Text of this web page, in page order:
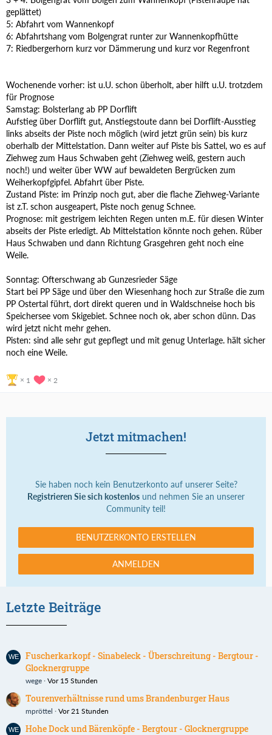
geplättet)
5: Abfahrt vom Wannenkopf
6: Abfahrtshang vom Bolgengrat runter zur Wannenkopfhütte
7: Riedbergerhorn kurz vor Dämmerung und kurz vor Regenfront
Wochenende vorher: ist u.U. schon überholt, aber hilft u.U. trotzdem
für Prognose
Samstag: Bolsterlang ab PP Dorflift
Aufstieg über Dorflift gut, Anstiegstoute dann bei Dorflift-Ausstieg
links abseits der Piste noch möglich (wird jetzt grün sein) bis kurz
oberhalb der Mittelstation. Dann weiter auf Piste bis Sattel, wo es auf
Ziehweg zum Haus Schwaben geht (Ziehweg weiß, gestern auch
noch!) und weiter über WW auf bewaldeten Bergrücken zum
Weiherkopfgipfel. Abfahrt über Piste.
Zustand Piste: im Prinzip noch gut, aber die flache Ziehweg-Variante
ist z.T. schon ausgeapert, Piste noch genug Schnee.
Prognose: mit gestrigem leichten Regen unten m.E. für diesen Winter
abseits der Piste erledigt. Ab Mittelstation könnte noch gehen. Rüber
Haus Schwaben und dann Richtung Grasgehren geht noch eine
Weile.
Sonntag: Ofterschwang ab Gunzesrieder Säge
Start bei PP Säge und über den Wiesenhang hoch zur Straße die zum
PP Ostertal führt, dort direkt queren und in Waldschneise hoch bis
Speichersee vom Skigebiet. Schnee noch ok, aber schon dünn. Das
wird jetzt nicht mehr gehen.
Pisten: sind alle sehr gut gepflegt und mit genug Unterlage. hält sicher
noch eine Weile.
1 2
Jetzt mitmachen!
Sie haben noch kein Benutzerkonto auf unserer Seite?
Registrieren Sie sich kostenlos und nehmen Sie an unserer
Community teil!
BENUTZERKONTO ERSTELLEN
ANMELDEN
Letzte Beiträge
Fuscherkarkopf - Sinabeleck - Überschreitung - Bergtour -
Glocknergruppe
wege Vor 15 Stunden
Tourenverhältnisse rund ums Brandenburger Haus
mpröttel Vor 21 Stunden
Hohe Dock und Bärenköpfe - Bergtour - Glocknergruppe